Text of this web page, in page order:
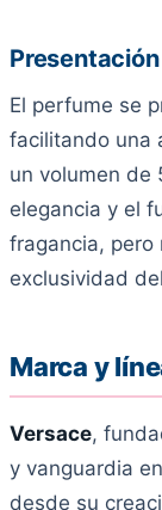
El perfume se
facilitando una
un volumen de
elegancia y el
fragancia, pero
exclusividad
Marca y
Versace,
y vanguardia
desde su